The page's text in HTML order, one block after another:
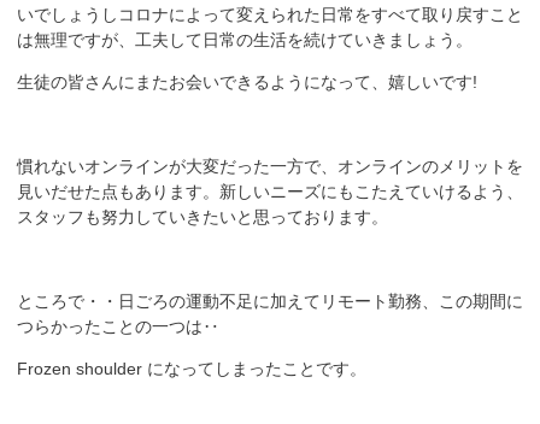
いでしょうしコロナによって変えられた日常をすべて取り戻すこと
は無理ですが、工夫して日常の生活を続けていきましょう。
生徒の皆さんにまたお会いできるようになって、嬉しいです!
慣れないオンラインが大変だった一方で、オンラインのメリットを
見いだせた点もあります。新しいニーズにもこたえていけるよう、
スタッフも努力していきたいと思っております。
ところで・・日ごろの運動不足に加えてリモート勤務、この期間に
つらかったことの一つは‥
Frozen shoulder になってしまったことです。